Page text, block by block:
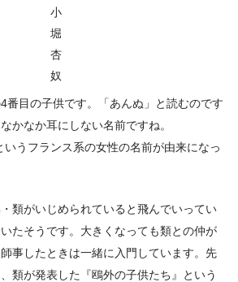
小
堀
杏
奴
番目の子供です。「あんぬ」と読むのです
かなか耳にしない名前ですね。
いうフランス系の女性の名前が由来になっ
類がいじめられていると飛んでいってい
たそうです。大きくなっても類との仲が
事したときは一緒に入門しています。先
類が発表した『鴎外の子供たち』という